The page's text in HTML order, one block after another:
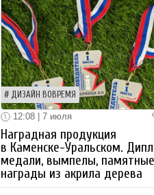
ДИЗАЙН ВОВРЕМЯ
12:08 | 7 июля
Наградная продукция
в Каменске-Уральском.
медали, вымпелы, памятные
награды из акрила дерева